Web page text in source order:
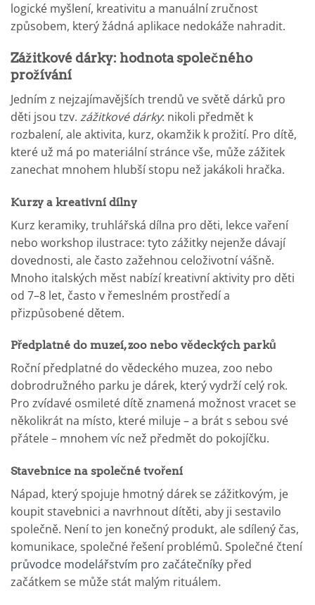
logické myšlení, kreativitu a manuální zručnost
způsobem, který žádná aplikace nedokáže nahradit.
Zážitkové dárky: hodnota společného
prožívání
Jedním z nejzajímavějších trendů ve světě dárků pro
děti jsou tzv. zážitkové dárky: nikoli předmět k
rozbalení, ale aktivita, kurz, okamžik k prožití. Pro dítě,
které už má po materiální stránce vše, může zážitek
zanechat mnohem hlubší stopu než jakákoli hračka.
Kurzy a kreativní dílny
Kurz keramiky, truhlářská dílna pro děti, lekce vaření
nebo workshop ilustrace: tyto zážitky nejenže dávají
dovednosti, ale často zažehnou celoživotní vášně.
Mnoho italských měst nabízí kreativní aktivity pro děti
od 7–8 let, často v řemeslném prostředí a
přizpůsobené dětem.
Předplatné do muzeí, zoo nebo vědeckých parků
Roční předplatné do vědeckého muzea, zoo nebo
dobrodružného parku je dárek, který vydrží celý rok.
Pro zvídavé osmileté dítě znamená možnost vracet se
několikrát na místo, které miluje – a brát s sebou své
přátele – mnohem víc než předmět do pokojíčku.
Stavebnice na společné tvoření
Nápad, který spojuje hmotný dárek se zážitkovým, je
koupit stavebnici a navrhnout dítěti, aby ji sestavilo
společně. Není to jen konečný produkt, ale sdílený čas,
komunikace, společné řešení problémů. Společné čtení
průvodce modelářstvím pro začátečníky před
začátkem se může stát malým rituálem.